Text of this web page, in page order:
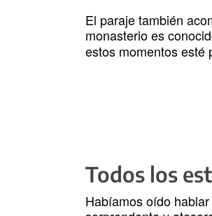
El paraje también
monasterio es
estos momentos esté
Todos los
Habíamos oído